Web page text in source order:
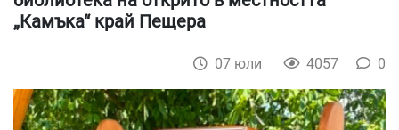
„Камъка“ край Пещера
07 юли 4057 0